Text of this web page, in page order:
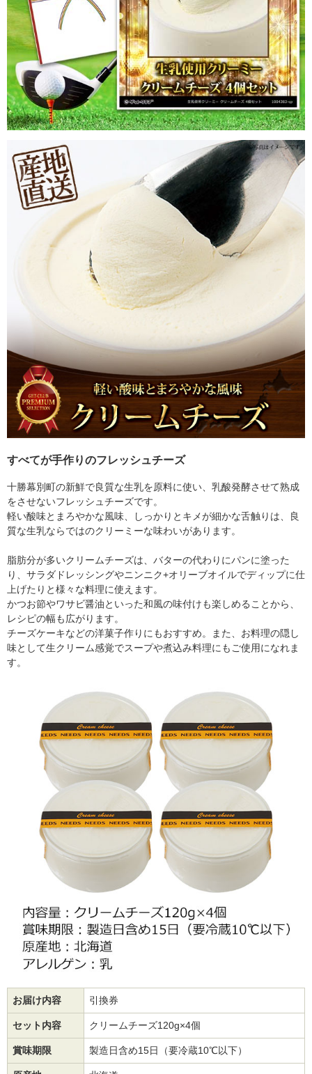
すべてが手作りのフレッシュチーズ
十勝幕別町の新鮮で良質な生乳を原料に使い、乳酸発酵させて熟成
をさせないフレッシュチーズです。
軽い酸味とまろやかな風味、しっかりとキメが細かな舌触りは、良
質な生乳ならではのクリーミーな味わいがあります。
脂肪分が多いクリームチーズは、バターの代わりにパンに塗った
り、サラダドレッシングやニンニク+オリーブオイルでディップに仕
上げたりと様々な料理に使えます。
かつお節やワサビ醤油といった和風の味付けも楽しめることから、
レシピの幅も広がります。
チーズケーキなどの洋菓子作りにもおすすめ。また、お料理の隠し
味として生クリーム感覚でスープや煮込み料理にもご使用になれま
す。
お届け内容 引換券
セット内容 クリームチーズ120g×4個
賞味期限 製造日含め15日（要冷蔵10℃以下）